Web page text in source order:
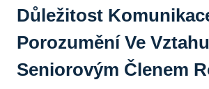
Důležitost
Porozumění Ve
Seniorovým Členem